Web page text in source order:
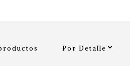
Por Detalle